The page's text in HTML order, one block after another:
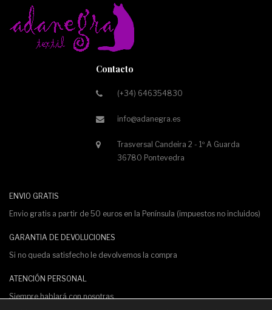
Contacto
(+34) 646354830
info@adanegra.es
Trasversal Candeira 2 - 1º A Guarda
36780 Pontevedra
ENVIO GRATIS
Envio gratis a partir de 50 euros en la Península (impuestos no incluidos)
GARANTIA DE DEVOLUCIONES
Si no queda satisfecho le devolvemos la compra
ATENCIÓN PERSONAL
Siempre hablará con nosotras.